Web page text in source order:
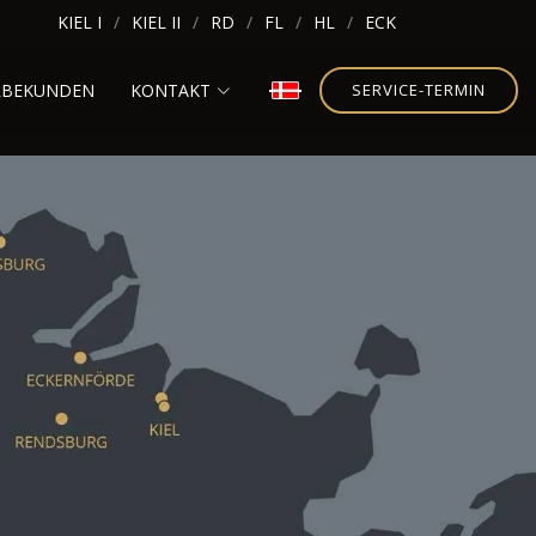
KIEL I KIEL II RD FL HL ECK
KONTAKT SERVICE-TERMIN